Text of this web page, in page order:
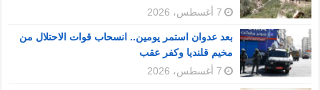
7 أغسطس، 2026
بعد عدوان استمر يومين.. انسحاب قوات الاحتلال من
مخيم قلنديا وكفر عقب
7 أغسطس، 2026